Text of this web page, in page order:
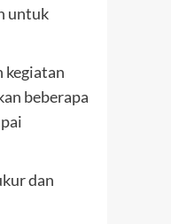
untuk
kegiatan
beberapa
dan